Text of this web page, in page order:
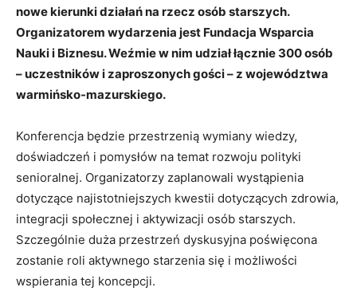
nowe kierunki działań na rzecz osób starszych.
Organizatorem wydarzenia jest Fundacja Wsparcia
Nauki i Biznesu. Weźmie w nim udział łącznie 300 osób
– uczestników i zaproszonych gości – z województwa
warmińsko-mazurskiego.
Konferencja będzie przestrzenią wymiany wiedzy,
doświadczeń i pomysłów na temat rozwoju polityki
senioralnej. Organizatorzy zaplanowali wystąpienia
dotyczące najistotniejszych kwestii dotyczących zdrowia,
integracji społecznej i aktywizacji osób starszych.
Szczególnie duża przestrzeń dyskusyjna poświęcona
zostanie roli aktywnego starzenia się i możliwości
wspierania tej koncepcji.